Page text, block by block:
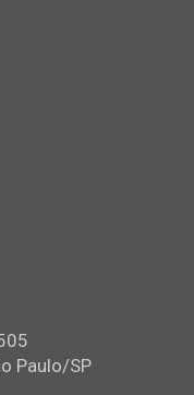
Paulo/SP